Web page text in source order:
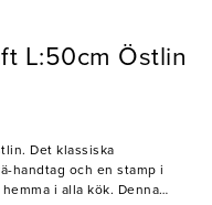
L:50cm Östlin
Det klassiska
handtag och en stamp i
i alla kök. Denna